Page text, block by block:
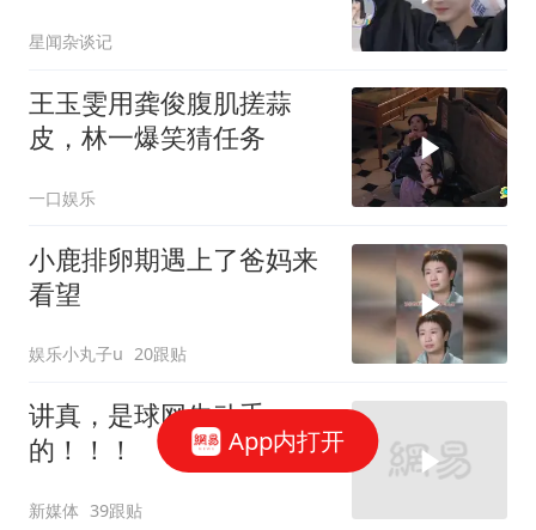
星闻杂谈记
王玉雯用龚俊腹肌搓蒜
皮，林一爆笑猜任务
一口娱乐
小鹿排卵期遇上了爸妈来
看望
娱乐小丸子u 20跟贴
讲真，是球网先动手
的！！！
新媒体 39跟贴
App内打开